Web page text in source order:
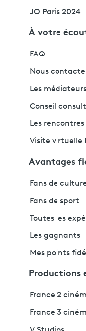
JO Paris 2024
À votre
FAQ
Nous
Les médiateurs
Conseil
Les rencontres
Visite virtuelle
Avantages
Fans de culture
Fans de sport
Toutes les
Les gagnants
Mes points
Productions
France 2
France 3